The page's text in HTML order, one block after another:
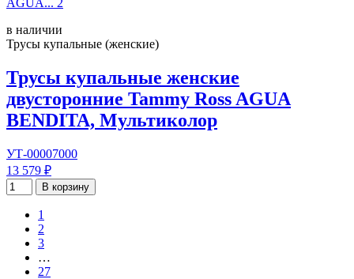
в наличии
Трусы купальные (женские)
Трусы купальные женские
двусторонние Tammy Ross AGUA
BENDITA, Мультиколор
УТ-00007000
13 579 ₽
В корзину
1
2
3
…
27